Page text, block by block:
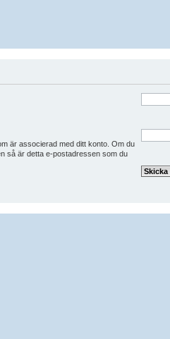
är associerad med ditt konto. Om du
så är detta e-postadressen som du